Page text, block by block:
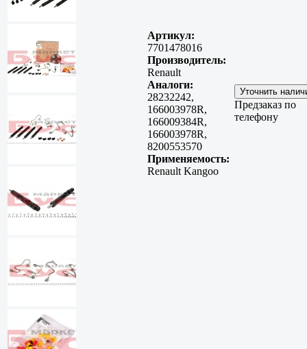
Артикул:
7701478016
Производитель:
Renault
Аналоги:
28232242,
166003978R,
166009384R,
166003978R,
8200553570
Применяемость:
Renault Kangoo
Предзаказ по
телефону